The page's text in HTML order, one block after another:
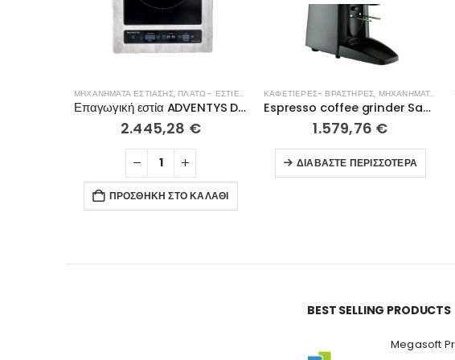
ΜΗΧΑΝΉΜΑΤΑ ΕΣΤΊΑΣΗΣ, ΠΛΑΤΏ - ΕΣΤΊΕΣ ΨΗΣΊΜΑΤΟΣ
Επαγωγική εστία ADVENTYS DRIC3600 GADV
2.445,28 €
ΠΡΟΣΘΉΚΗ ΣΤΟ ΚΑΛΆΘΙ
ΚΑΦΕΤΙΈΡΕΣ- ΒΡΑΣΤΉΡΕΣ, ΜΗΧΑΝΉΜΑΤΑ ΕΣΤΊΑΣΗΣ
Espresso coffee grinder Santos 55 Silent automatic
1.579,76 €
ΔΙΑΒΆΣΤΕ ΠΕΡΙΣΣΌΤΕΡΑ
BEST SELLING PRODUCTS